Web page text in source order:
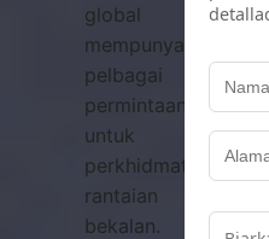
global
mempunyai
pelbagai
permintaan
untuk
perkhidmatan
rantaian
bekalan.